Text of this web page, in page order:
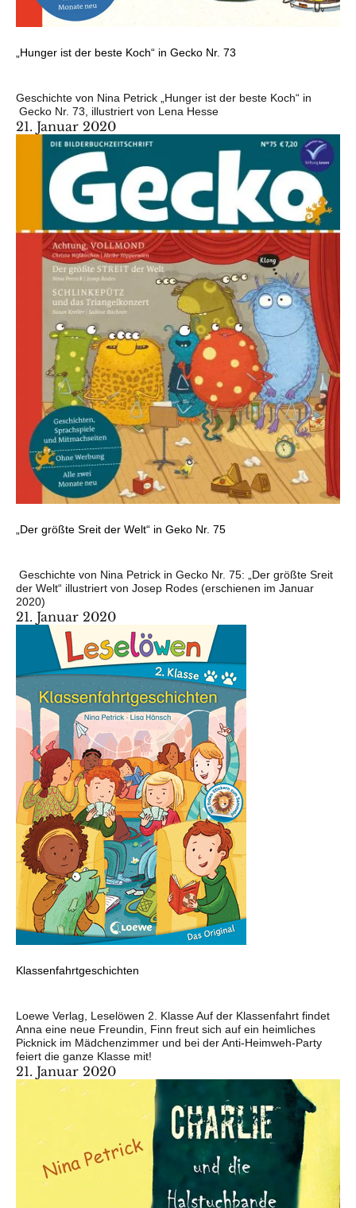
„Hunger ist der beste Koch“ in Gecko Nr. 73
Geschichte von Nina Petrick „Hunger ist der beste Koch“ in
Gecko Nr. 73, illustriert von Lena Hesse
21. Januar 2020
„Der größte Sreit der Welt“ in Geko Nr. 75
Geschichte von Nina Petrick in Gecko Nr. 75: „Der größte Sreit
der Welt“ illustriert von Josep Rodes (erschienen im Januar
2020)
21. Januar 2020
Klassenfahrtgeschichten
Loewe Verlag, Leselöwen 2. Klasse Auf der Klassenfahrt findet
Anna eine neue Freundin, Finn freut sich auf ein heimliches
Picknick im Mädchenzimmer und bei der Anti-Heimweh-Party
feiert die ganze Klasse mit!
21. Januar 2020